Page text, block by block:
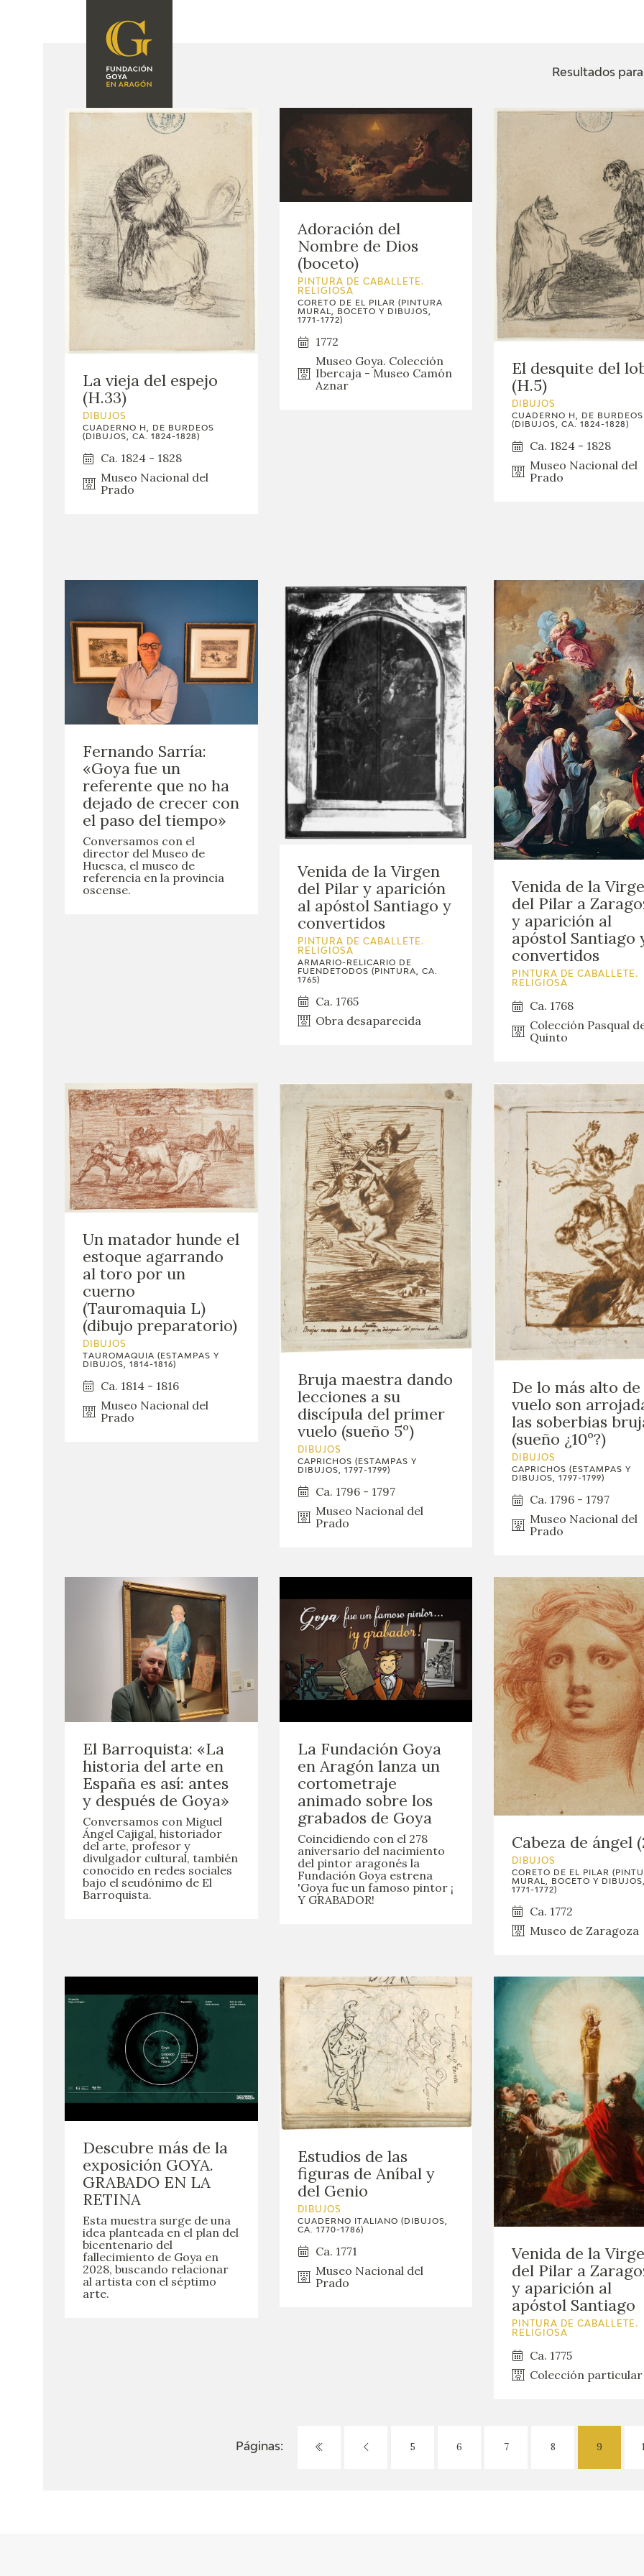
FUNDACIÓN
CORPORATIVA
SEDE
CONTACTO
PRENSA
BLOG CUADERNO
ITALIANO
CRONOLOGÍA
GOYA EN EL MUNDO
GOYA EN ARAGÓN
PREMIO ARAGÓN
EDICIONES
Resultados
La vieja del espejo
(H.33)
DIBUJOS
CUADERNO H, DE BURDEOS
(DIBUJOS, CA. 1824-1828)
Ca. 1824 - 1828
Museo Nacional del
Prado
Adoración del
Nombre de Dios
(boceto)
PINTURA DE CABALLETE.
RELIGIOSA
CORETO DE EL PILAR (PINTURA
MURAL, BOCETO Y DIBUJOS,
1771-1772)
1772
Museo Goya. Colección
Ibercaja - Museo Camón
Aznar
El desquite del
(H.5)
DIBUJOS
CUADERNO H, DE BURDEOS
(DIBUJOS, CA. 1824-1828)
Ca. 1824 - 1828
Museo Nacional del
Prado
Fernando Sarría:
«Goya fue un
referente que no ha
dejado de crecer con
el paso del tiempo»
Conversamos con el
director del Museo de
Huesca, el museo de
referencia en la provincia
oscense.
Venida de la Virgen
del Pilar y aparición
al apóstol Santiago y
convertidos
PINTURA DE CABALLETE.
RELIGIOSA
ARMARIO-RELICARIO DE
FUENDETODOS (PINTURA, CA.
1765)
Ca. 1765
Obra desaparecida
Venida de la
del Pilar a
y aparición al
apóstol Santiago
convertidos
PINTURA DE CABALLETE.
RELIGIOSA
Ca. 1768
Colección Pasqual
Quinto
Un matador hunde el
estoque agarrando
al toro por un
cuerno
(Tauromaquia L)
(dibujo preparatorio)
DIBUJOS
TAUROMAQUIA (ESTAMPAS Y
DIBUJOS, 1814-1816)
Ca. 1814 - 1816
Museo Nacional del
Prado
Bruja maestra dando
lecciones a su
discípula del primer
vuelo (sueño 5º)
DIBUJOS
CAPRICHOS (ESTAMPAS Y
DIBUJOS, 1797-1799)
Ca. 1796 - 1797
Museo Nacional del
Prado
De lo más alto de
vuelo son
las soberbias
(sueño ¿10º?)
DIBUJOS
CAPRICHOS (ESTAMPAS Y
DIBUJOS, 1797-1799)
Ca. 1796 - 1797
Museo Nacional del
Prado
El Barroquista: «La
historia del arte en
España es así: antes
y después de Goya»
Conversamos con Miguel
Ángel Cajigal, historiador
del arte, profesor y
divulgador cultural, también
conocido en redes sociales
bajo el seudónimo de El
Barroquista.
La Fundación Goya
en Aragón lanza un
cortometraje
animado sobre los
grabados de Goya
Coincidiendo con el 278
aniversario del nacimiento
del pintor aragonés la
Fundación Goya estrena
'Goya fue un famoso pintor ¡
Y GRABADOR!
Cabeza de ángel
DIBUJOS
CORETO DE EL PILAR
MURAL, BOCETO Y
1771-1772)
Ca. 1772
Museo de Zaragoza
Descubre más de la
exposición GOYA.
GRABADO EN LA
RETINA
Esta muestra surge de una
idea planteada en el plan del
bicentenario del
fallecimiento de Goya en
2028, buscando relacionar
al artista con el séptimo
arte.
Estudios de las
figuras de Aníbal y
del Genio
DIBUJOS
CUADERNO ITALIANO (DIBUJOS,
CA. 1770-1786)
Ca. 1771
Museo Nacional del
Prado
Venida de la
del Pilar a
y aparición al
apóstol Santiago
PINTURA DE CABALLETE.
RELIGIOSA
Ca. 1775
Colección particular
Páginas: 5 6 7 8 9